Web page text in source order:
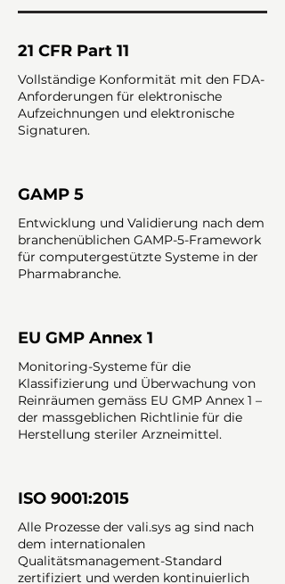
21 CFR Part 11
Vollständige Konformität mit den FDA-
Anforderungen für elektronische
Aufzeichnungen und elektronische
Signaturen.
GAMP 5
Entwicklung und Validierung nach dem
branchenüblichen GAMP-5-Framework
für computergestützte Systeme in der
Pharmabranche.
EU GMP Annex 1
Monitoring-Systeme für die
Klassifizierung und Überwachung von
Reinräumen gemäss EU GMP Annex 1 –
der massgeblichen Richtlinie für die
Herstellung steriler Arzneimittel.
ISO 9001:2015
Alle Prozesse der vali.sys ag sind nach
dem internationalen
Qualitätsmanagement-Standard
zertifiziert und werden kontinuierlich